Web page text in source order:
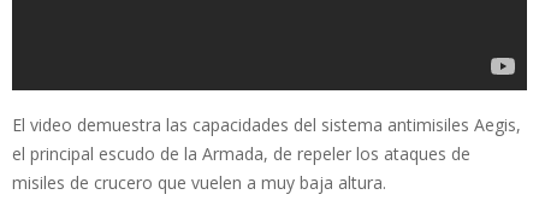
El video demuestra las capacidades del sistema antimisiles Aegis,
el principal escudo de la Armada, de repeler los ataques de
misiles de crucero que vuelen a muy baja altura.